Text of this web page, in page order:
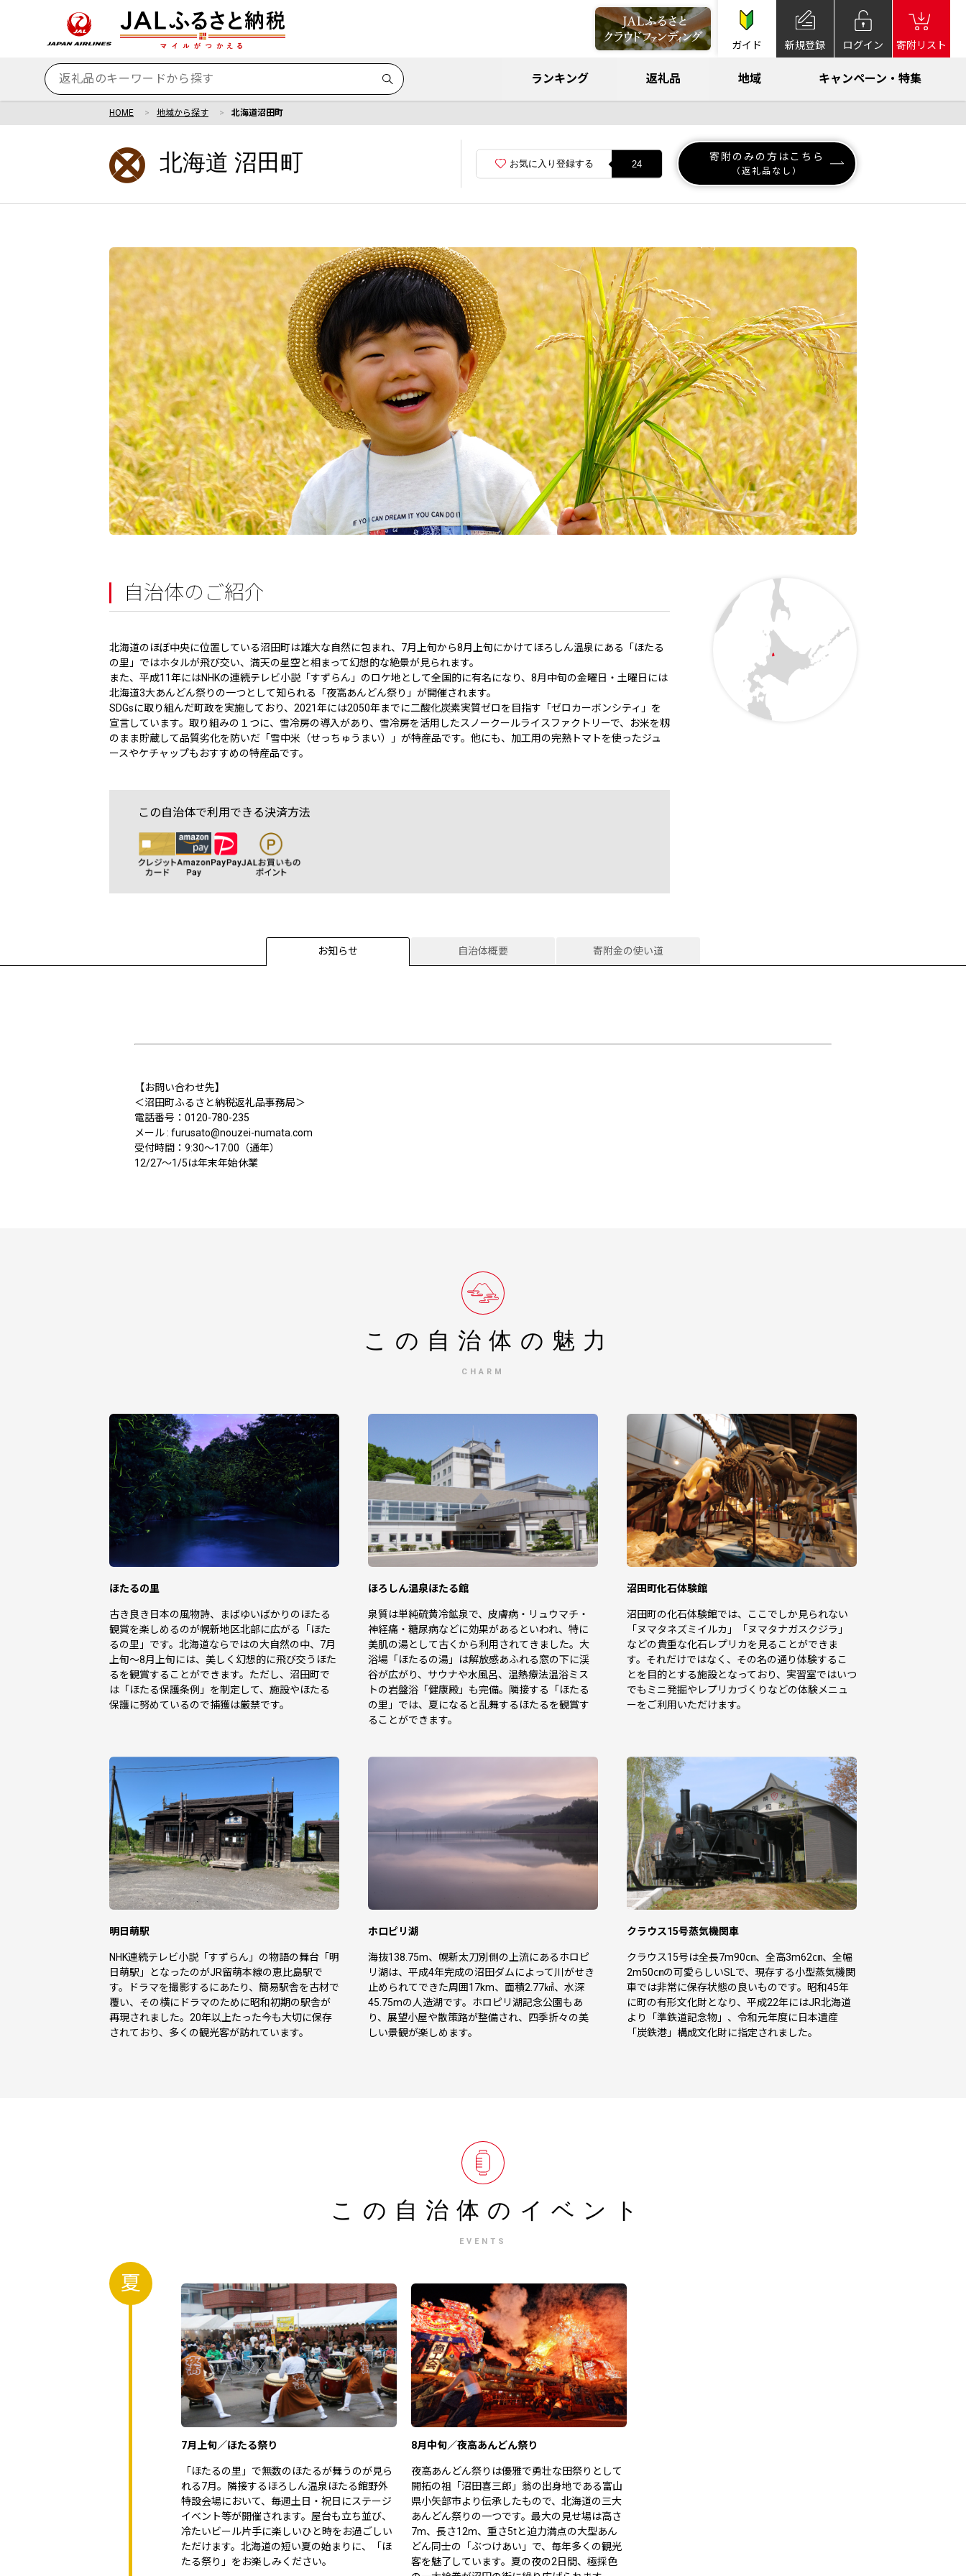
ガイド 新規登録 ログイン 寄附リスト
ランキング 返礼品 地域 キャンペーン・特集
HOME 地域から探す 北海道沼田町
北海道 沼田町 お気に入り登録する 24
寄附のみの方はこちら
（返礼品なし）
自治体のご紹介
北海道のほぼ中央に位置している沼田町は雄大な自然に包まれ、7月上旬から8月上旬にかけてほろしん温泉にある「ほたる
の里」ではホタルが飛び交い、満天の星空と相まって幻想的な絶景が見られます。
また、平成11年にはNHKの連続テレビ小説「すずらん」のロケ地として全国的に有名になり、8月中旬の金曜日・土曜日には
北海道3大あんどん祭りの一つとして知られる「夜高あんどん祭り」が開催されます。
SDGsに取り組んだ町政を実施しており、2021年には2050年までに二酸化炭素実質ゼロを目指す「ゼロカーボンシティ」を
宣言しています。取り組みの１つに、雪冷房の導入があり、雪冷房を活用したスノークールライスファクトリーで、お米を籾
のまま貯蔵して品質劣化を防いだ「雪中米（せっちゅうまい）」が特産品です。他にも、加工用の完熟トマトを使ったジュ
ースやケチャップもおすすめの特産品です。
この自治体で利用できる決済方法
お知らせ 自治体概要 寄附金の使い道
【お問い合わせ先】
＜沼田町ふるさと納税返礼品事務局＞
電話番号：0120-780-235
メール : furusato@nouzei-numata.com
受付時間：9:30～17:00（通年）
12/27～1/5は年末年始休業
この自治体の 魅力
CHARM
ほたるの里
古き良き日本の風物詩、まばゆいばかりのほたる
観賞を楽しめるのが幌新地区北部に広がる「ほた
るの里」です。北海道ならではの大自然の中、7月
上旬～8月上旬には、美しく幻想的に飛び交うほた
るを観賞することができます。ただし、沼田町で
は「ほたる保護条例」を制定して、施設やほたる
保護に努めているので捕獲は厳禁です。
ほろしん温泉ほたる館
泉質は単純硫黄冷鉱泉で、皮膚病・リュウマチ・
神経痛・糖尿病などに効果があるといわれ、特に
美肌の湯として古くから利用されてきました。大
浴場「ほたるの湯」は解放感あふれる窓の下に渓
谷が広がり、サウナや水風呂、温熱療法温浴ミス
トの岩盤浴「健康殿」も完備。隣接する「ほたる
の里」では、夏になると乱舞するほたるを観賞す
ることができます。
沼田町化石体験館
沼田町の化石体験館では、ここでしか見られない
「ヌマタネズミイルカ」「ヌマタナガスクジラ」
などの貴重な化石レプリカを見ることができま
す。それだけではなく、その名の通り体験するこ
とを目的とする施設となっており、実習室ではいつ
でもミニ発掘やレプリカづくりなどの体験メニュ
ーをご利用いただけます。
明日萌駅
NHK連続テレビ小説「すずらん」の物語の舞台「明
日萌駅」となったのがJR留萌本線の恵比島駅で
す。ドラマを撮影するにあたり、簡易駅舎を古材で
覆い、その横にドラマのために昭和初期の駅舎が
再現されました。20年以上たった今も大切に保存
されており、多くの観光客が訪れています。
ホロピリ湖
海抜138.75m、幌新太刀別側の上流にあるホロピ
リ湖は、平成4年完成の沼田ダムによって川がせき
止められてできた周囲17km、面積2.77㎢、水深
45.75mの人造湖です。ホロピリ湖記念公園もあ
り、展望小屋や散策路が整備され、四季折々の美
しい景観が楽しめます。
クラウス15号蒸気機関車
クラウス15号は全長7m90㎝、全高3m62㎝、全幅
2m50㎝の可愛らしいSLで、現存する小型蒸気機関
車では非常に保存状態の良いものです。昭和45年
に町の有形文化財となり、平成22年にはJR北海道
より「準鉄道記念物」、令和元年度に日本遺産
「炭鉄港」構成文化財に指定されました。
この自治体の イベント
EVENTS
夏
7月上旬／ほたる祭り
「ほたるの里」で無数のほたるが舞うのが見ら
れる7月。隣接するほろしん温泉ほたる館野外
特設会場において、毎週土日・祝日にステージ
イベント等が開催されます。屋台も立ち並び、
冷たいビール片手に楽しいひと時をお過ごしい
ただけます。北海道の短い夏の始まりに、「ほ
たる祭り」をお楽しみください。
8月中旬／夜高あんどん祭り
夜高あんどん祭りは優雅で勇壮な田祭りとして
開拓の祖「沼田喜三郎」翁の出身地である富山
県小矢部市より伝承したもので、北海道の三大
あんどん祭りの一つです。最大の見せ場は高さ
7m、長さ12m、重さ5tと迫力満点の大型あん
どん同士の「ぶつけあい」で、毎年多くの観光
客を魅了しています。夏の夜の2日間、極採色